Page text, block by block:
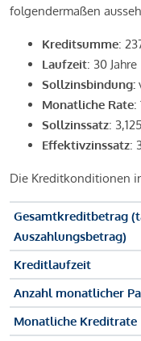
folgendermaßen
Kreditsumme:
Laufzeit: 30 Jahre
Sollzinsbindung:
Monatliche Rate:
Sollzinssatz:
Effektivzinssatz:
Die Kreditkonditionen
Gesamtkreditbetrag
Auszahlungsbetrag)
Kreditlaufzeit
Anzahl monatlicher
Monatliche Kreditrate